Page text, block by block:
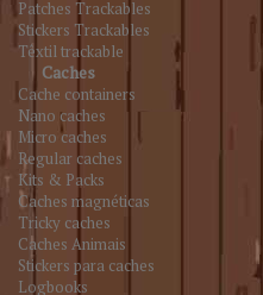
Patches Trackables
Stickers Trackables
Têxtil trackable
Caches
Cache containers
Nano caches
Micro caches
Regular caches
Kits & Packs
Caches magnéticas
Tricky caches
Caches Animais
Stickers para caches
Logbooks